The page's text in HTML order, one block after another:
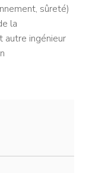
sûreté)
la
autre ingénieur